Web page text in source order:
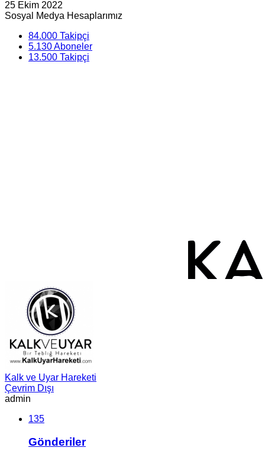
25 Ekim 2022
Sosyal Medya Hesaplarımız
84.000 Takipçi
5.130Aboneler
13.500 Takipçi
Kalk ve Uyar Hareketi
Çevrim Dışı
admin
135
Gönderiler